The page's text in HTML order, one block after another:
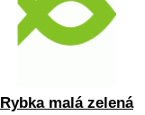
Rybka malá zelená